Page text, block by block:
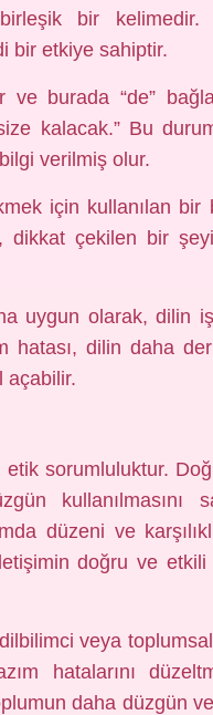
birleşik bir
bir etkiye sahiptir.
ve burada “de”
kalacak.” Bu
verilmiş olur.
için kullanılan bir
dikkat çekilen bir
uygun olarak, dilin
hatası, dilin daha
açabilir.
sorumluluktur.
kullanılmasını
düzeni ve
doğru ve etkili
veya
hatalarını
daha düzgün